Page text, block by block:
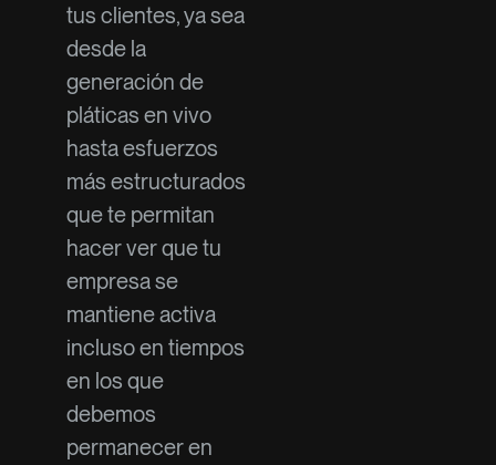
tus clientes, ya sea
desde la
generación de
pláticas en vivo
hasta esfuerzos
más estructurados
que te permitan
hacer ver que tu
empresa se
mantiene activa
incluso en tiempos
en los que
debemos
permanecer en